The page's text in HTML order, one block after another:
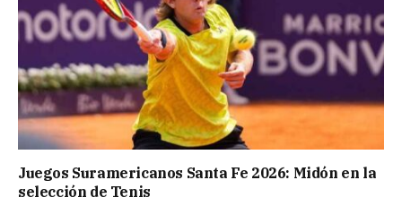
Juegos Suramericanos Santa Fe 2026: Midón en la
selección de Tenis